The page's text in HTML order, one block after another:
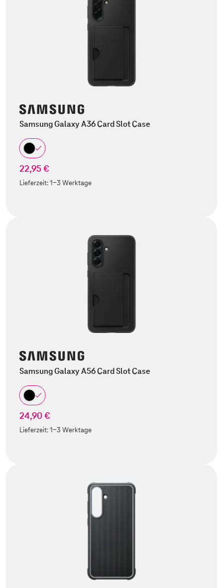
Samsung Galaxy A36 Card Slot Case
22,95 €
Lieferzeit:1-3 Werktage
Samsung Galaxy A56 Card Slot Case
24,90 €
Lieferzeit:1-3 Werktage